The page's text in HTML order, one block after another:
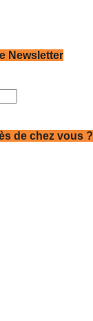
Newsletter
de chez vous ?